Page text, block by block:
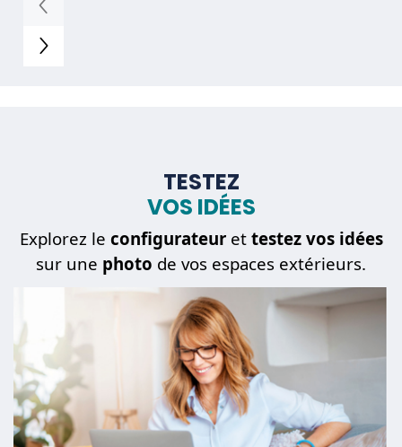
TESTEZ
VOS IDÉES
Explorez le configurateuret testez vos idées
sur une photo de vos espaces extérieurs.